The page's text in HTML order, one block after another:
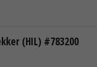
(HIL) #783200